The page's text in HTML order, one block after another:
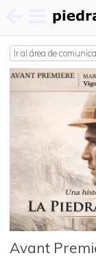
principal
Ir al área de
Avant